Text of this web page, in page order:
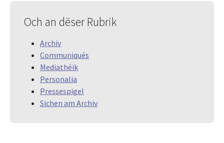
Och an dëser Rubrik
Archiv
Communiqués
Mediathéik
Personalia
Pressespigel
Sichen am Archiv